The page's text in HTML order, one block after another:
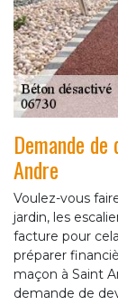
Demande
Andre
Voulez-vous
jardin, les
facture pour
préparer
maçon à Saint
demande de